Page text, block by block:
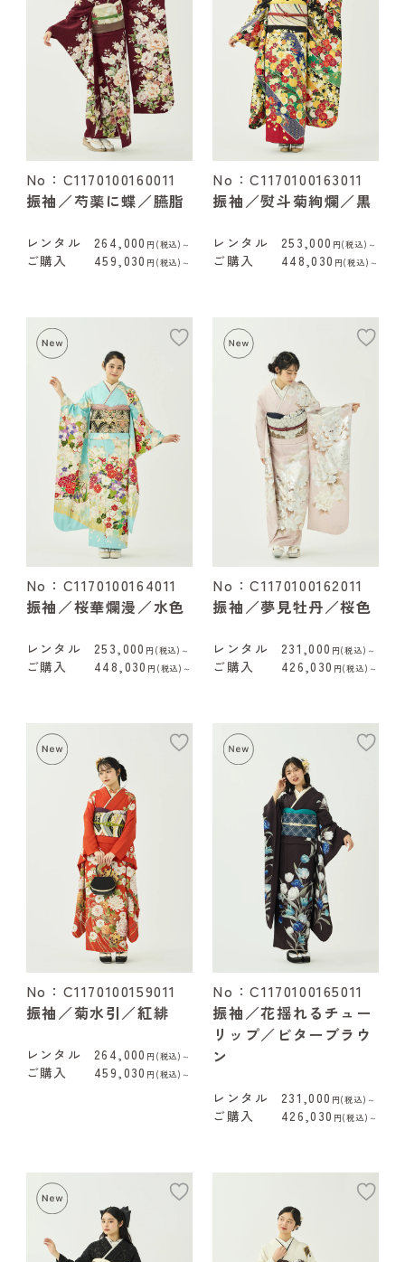
No：C1170100160011
振袖／芍薬に蝶／臙脂
レンタル 264,000 円(税込)～
ご購入 459,030 円(税込)～
No：C1170100163011
振袖／熨斗菊絢爛／黒
レンタル 253,000 円(税込)～
ご購入 448,030 円(税込)～
No：C1170100164011
振袖／桜華爛漫／水色
レンタル 253,000 円(税込)～
ご購入 448,030 円(税込)～
No：C1170100162011
振袖／夢見牡丹／桜色
レンタル 231,000 円(税込)～
ご購入 426,030 円(税込)～
No：C1170100159011
振袖／菊水引／紅緋
レンタル 264,000 円(税込)～
ご購入 459,030 円(税込)～
No：C1170100165011
振袖／花揺れるチュー
リップ／ビターブラウ
ン
レンタル 231,000 円(税込)～
ご購入 426,030 円(税込)～